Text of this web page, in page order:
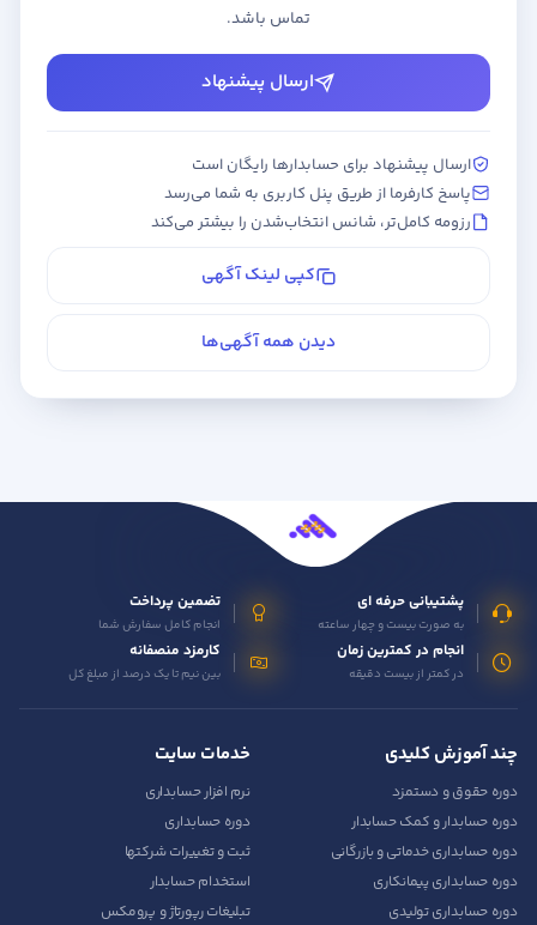
تماس باشد.
ارسال پیشنهاد
ارسال پیشنهاد برای حسابدارها رایگان است
پاسخ کارفرما از طریق پنل کاربری به شما می‌رسد
رزومه کامل‌تر، شانس انتخاب‌شدن را بیشتر می‌کند
کپی لینک آگهی
دیدن همه آگهی‌ها
پشتیبانی حرفه ای
به صورت بیست و چهار ساعته
تضمین پرداخت
انجام کامل سفارش شما
انجام در کمترین زمان
در کمتر از بیست دقیقه
کارمزد منصفانه
بین نیم تا یک درصد از مبلغ کل
چند آموزش کلیدی
دوره حقوق و دستمزد
دوره حسابدار و کمک حسابدار
دوره حسابداری خدماتی و بازرگانی
دوره حسابداری پیمانکاری
دوره حسابداری تولیدی
خدمات سایت
نرم افزار حسابداری
دوره حسابداری
ثبت و تغییرات شرکتها
استخدام حسابدار
تبلیغات رپورتاژ و پرومکس